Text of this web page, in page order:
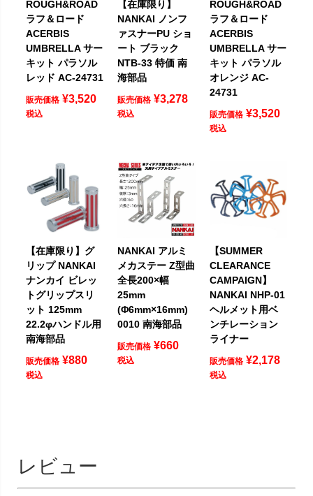
ROUGH&ROAD
ラフ＆ロード
ACERBIS
UMBRELLA サー
キット パラソル
レッド AC-24731
販売価格 ¥3,520
税込
【在庫限り】
NANKAI ノンフ
ァスナーPU ショ
ート ブラック
NTB-33 特価 南
海部品
販売価格 ¥3,278
税込
ROUGH&ROAD
ラフ＆ロード
ACERBIS
UMBRELLA サー
キット パラソル
オレンジ AC-
24731
販売価格 ¥3,520
税込
【在庫限り】グ
リップ NANKAI
ナンカイ ビレッ
トグリップスリ
ット 125mm
22.2φハンドル用
南海部品
販売価格 ¥880
税込
NANKAI アルミ
メカステー Z型曲
全長200×幅
25mm
(Φ6mm×16mm)
0010 南海部品
販売価格 ¥660
税込
【SUMMER
CLEARANCE
CAMPAIGN】
NANKAI NHP-01
ヘルメット用ベ
ンチレーション
ライナー
販売価格 ¥2,178
税込
レビュー